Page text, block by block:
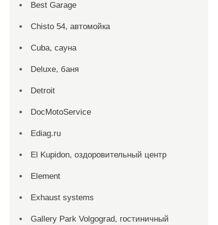
Best Garage
Chisto 54, автомойка
Cuba, сауна
Deluxe, баня
Detroit
DocMotoService
Ediag.ru
El Kupidon, оздоровительный центр
Element
Exhaust systems
Gallery Park Volgograd, гостиничный